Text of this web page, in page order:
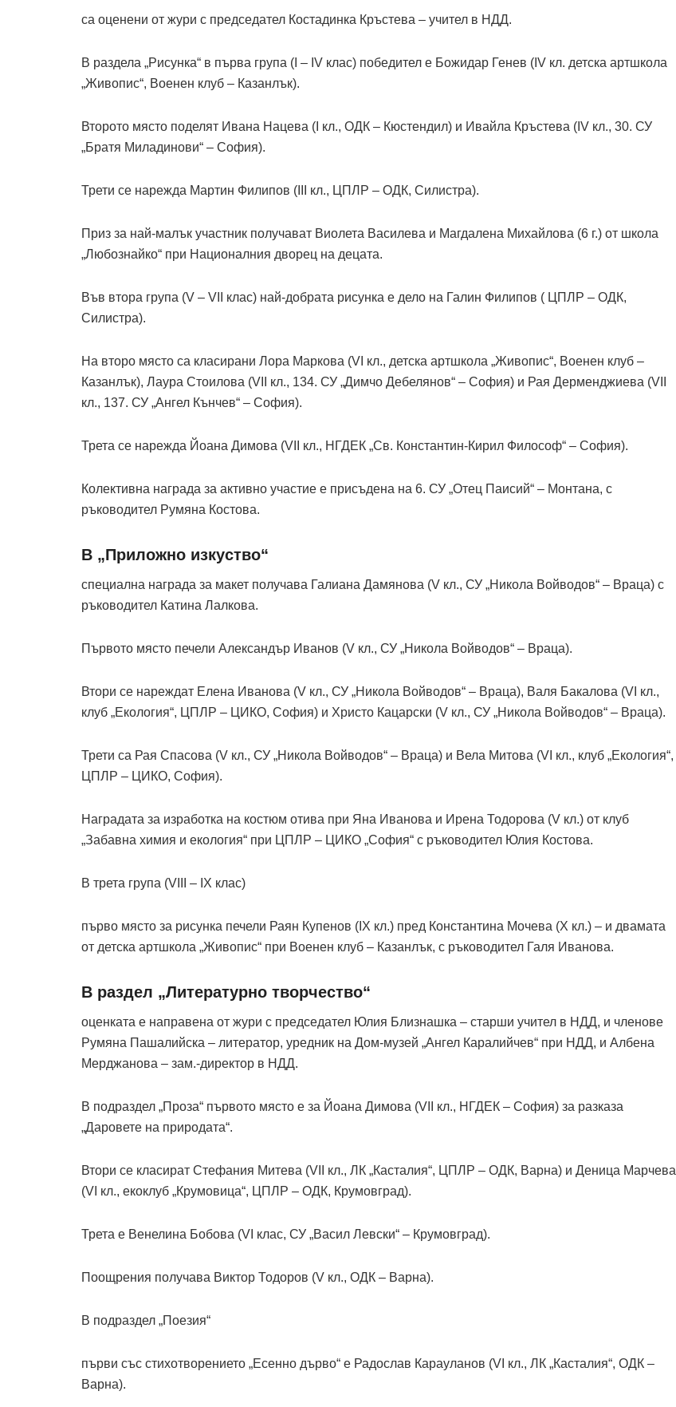
са оценени от жури с председател Костадинка Кръстева – учител в НДД.
В раздела „Рисунка“ в първа група (I – IV клас) победител е Божидар Генев (IV кл. детска артшкола
„Живопис“, Военен клуб – Казанлък).
Второто място поделят Ивана Нацева (I кл., ОДК – Кюстендил) и Ивайла Кръстева (IV кл., 30. СУ
„Братя Миладинови“ – София).
Трети се нарежда Мартин Филипов (III кл., ЦПЛР – ОДК, Силистра).
Приз за най-малък участник получават Виолета Василева и Магдалена Михайлова (6 г.) от школа
„Любознайко“ при Националния дворец на децата.
Във втора група (V – VII клас) най-добрата рисунка е дело на Галин Филипов ( ЦПЛР – ОДК,
Силистра).
На второ място са класирани Лора Маркова (VI кл., детска артшкола „Живопис“, Военен клуб –
Казанлък), Лаура Стоилова (VII кл., 134. СУ „Димчо Дебелянов“ – София) и Рая Дерменджиева (VII
кл., 137. СУ „Ангел Кънчев“ – София).
Трета се нарежда Йоана Димова (VII кл., НГДЕК „Св. Константин-Кирил Философ“ – София).
Колективна награда за активно участие е присъдена на 6. СУ „Отец Паисий“ – Монтана, с
ръководител Румяна Костова.
В „Приложно изкуство“
специална награда за макет получава Галиана Дамянова (V кл., СУ „Никола Войводов“ – Враца) с
ръководител Катина Лалкова.
Първото място печели Александър Иванов (V кл., СУ „Никола Войводов“ – Враца).
Втори се нареждат Елена Иванова (V кл., СУ „Никола Войводов“ – Враца), Валя Бакалова (VI кл.,
клуб „Екология“, ЦПЛР – ЦИКО, София) и Христо Кацарски (V кл., СУ „Никола Войводов“ – Враца).
Трети са Рая Спасова (V кл., СУ „Никола Войводов“ – Враца) и Вела Митова (VI кл., клуб „Екология“,
ЦПЛР – ЦИКО, София).
Наградата за изработка на костюм отива при Яна Иванова и Ирена Тодорова (V кл.) от клуб
„Забавна химия и екология“ при ЦПЛР – ЦИКО „София“ с ръководител Юлия Костова.
В трета група (VIII – IX клас)
първо място за рисунка печели Раян Купенов (IX кл.) пред Константина Мочева (X кл.) – и двамата
от детска артшкола „Живопис“ при Военен клуб – Казанлък, с ръководител Галя Иванова.
В раздел „Литературно творчество“
оценката е направена от жури с председател Юлия Близнашка – старши учител в НДД, и членове
Румяна Пашалийска – литератор, уредник на Дом-музей „Ангел Каралийчев“ при НДД, и Албена
Мерджанова – зам.-директор в НДД.
В подраздел „Проза“ първото място е за Йоана Димова (VII кл., НГДЕК – София) за разказа
„Даровете на природата“.
Втори се класират Стефания Митева (VII кл., ЛК „Касталия“, ЦПЛР – ОДК, Варна) и Деница Марчева
(VI кл., екоклуб „Крумовица“, ЦПЛР – ОДК, Крумовград).
Трета е Венелина Бобова (VI клас, СУ „Васил Левски“ – Крумовград).
Поощрения получава Виктор Тодоров (V кл., ОДК – Варна).
В подраздел „Поезия“
първи със стихотворението „Есенно дърво“ е Радослав Карауланов (VI кл., ЛК „Касталия“, ОДК –
Варна).